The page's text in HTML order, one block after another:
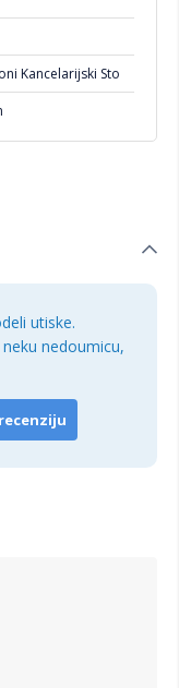
Kancelarijski Sto
utiske.
nedoumicu,